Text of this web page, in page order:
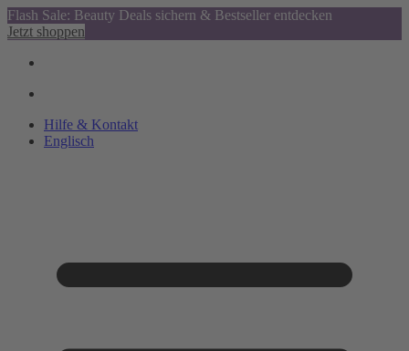
Flash Sale: Beauty Deals sichern & Bestseller entdecken
Jetzt shoppen
Hilfe & Kontakt
Englisch